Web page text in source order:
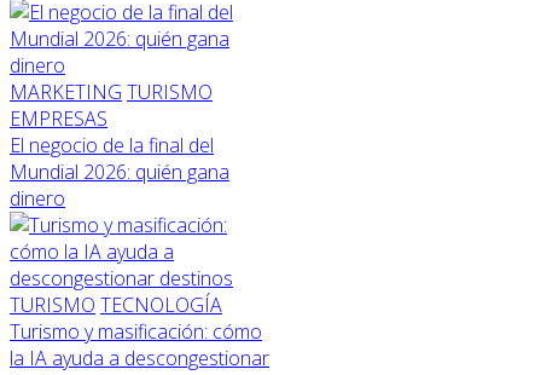
MARKETING TURISMO
EMPRESAS
El negocio de la final del
Mundial 2026: quién gana
dinero
TURISMO TECNOLOGÍA
Turismo y masificación: cómo
la IA ayuda a descongestionar